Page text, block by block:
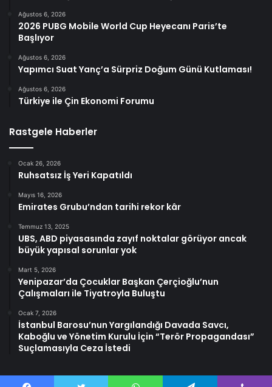
Ağustos 6, 2026
2026 PUBG Mobile World Cup Heyecanı Paris’te
Başlıyor
Ağustos 6, 2026
Yapımcı Suat Yanç’a Sürpriz Doğum Günü Kutlaması!
Ağustos 6, 2026
Türkiye ile Çin Ekonomi Forumu
Rastgele Haberler
Ocak 26, 2026
Ruhsatsız İş Yeri Kapatıldı
Mayıs 16, 2026
Emirates Grubu’ndan tarihi rekor kâr
Temmuz 13, 2025
UBS, ABD piyasasında zayıf noktalar görüyor ancak
büyük yapısal sorunlar yok
Mart 5, 2026
Yenipazar’da Çocuklar Başkan Çerçioğlu’nun
Çalışmaları ile Tiyatroyla Buluştu
Ocak 7, 2026
İstanbul Barosu’nun Yargılandığı Davada Savcı,
Kaboğlu ve Yönetim Kurulu İçin “Terör Propagandası”
Suçlamasıyla Ceza İstedi